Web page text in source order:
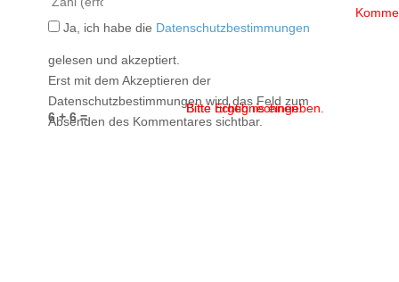
6 + 6 =
Bitte Ergebnis eingeben.
Bitte richtig rechnen.
Ja, ich habe die Datenschutzbestimmungen
gelesen und akzeptiert.
Erst mit dem Akzeptieren der
Datenschutzbestimmungen wird das Feld zum
Absenden des Kommentares sichtbar.